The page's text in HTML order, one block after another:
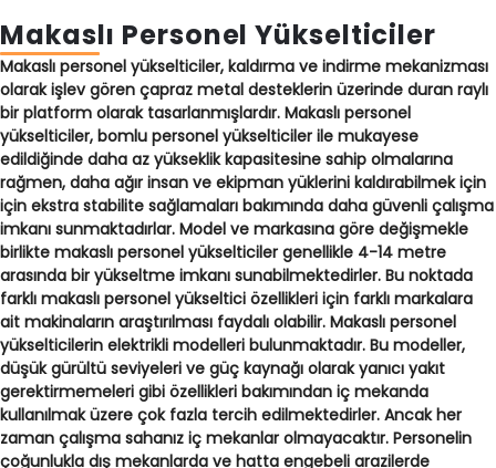
Makaslı Personel Yükselticiler
Makaslı personel yükselticiler, kaldırma ve indirme mekanizması
olarak işlev gören çapraz metal desteklerin üzerinde duran raylı
bir platform olarak tasarlanmışlardır. Makaslı personel
yükselticiler, bomlu personel yükselticiler ile mukayese
edildiğinde daha az yükseklik kapasitesine sahip olmalarına
rağmen, daha ağır insan ve ekipman yüklerini kaldırabilmek için
için ekstra stabilite sağlamaları bakımında daha güvenli çalışma
imkanı sunmaktadırlar. Model ve markasına göre değişmekle
birlikte makaslı personel yükselticiler genellikle 4-14 metre
arasında bir yükseltme imkanı sunabilmektedirler. Bu noktada
farklı makaslı personel yükseltici özellikleri için farklı markalara
ait makinaların araştırılması faydalı olabilir. Makaslı personel
yükselticilerin elektrikli modelleri bulunmaktadır. Bu modeller,
düşük gürültü seviyeleri ve güç kaynağı olarak yanıcı yakıt
gerektirmemeleri gibi özellikleri bakımından iç mekanda
kullanılmak üzere çok fazla tercih edilmektedirler. Ancak her
zaman çalışma sahanız iç mekanlar olmayacaktır. Personelin
çoğunlukla dış mekanlarda ve hatta engebeli arazilerde